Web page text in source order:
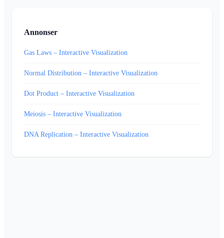
Annonser
Gas Laws – Interactive Visualization
Normal Distribution – Interactive Visualization
Dot Product – Interactive Visualization
Meiosis – Interactive Visualization
DNA Replication – Interactive Visualization